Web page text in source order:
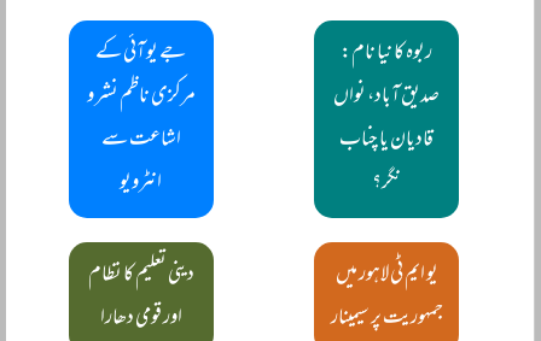
ربوہ کا نیا نام:
صدیق آباد، نواں
قادیان یا چناب
نگر؟
جے یو آئی کے
مرکزی ناظم نشر و
اشاعت سے
انٹرویو
یو ایم ٹی لاہور میں
جمہوریت پر سیمینار
دینی تعلیم کا نظام
اور قومی دھارا